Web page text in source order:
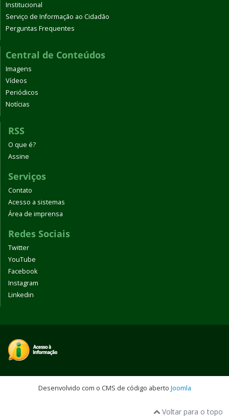
Institucional
Serviço de Informação ao Cidadão
Perguntas Frequentes
Central de Conteúdos
Imagens
Vídeos
Periódicos
Notícias
RSS
O que é?
Assine
Serviços
Contato
Acesso a sistemas
Área de imprensa
Redes Sociais
Twitter
YouTube
Facebook
Instagram
Linkedin
Desenvolvido com o CMS de código aberto Joomla
Voltar para o topo